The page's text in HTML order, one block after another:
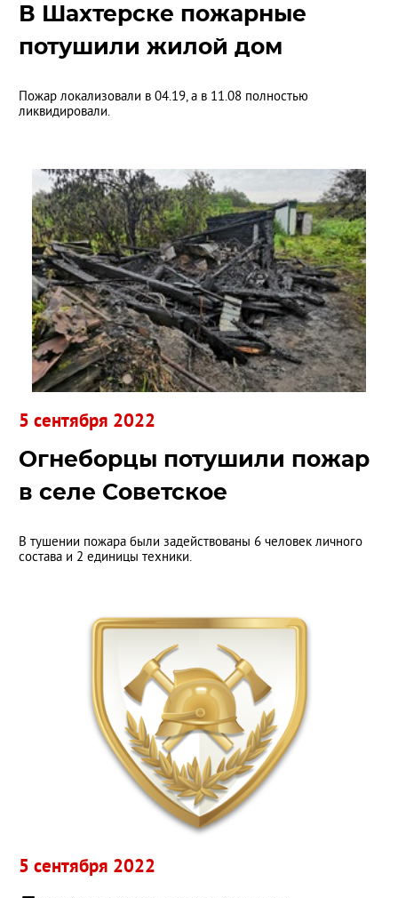
В Шахтерске пожарные
потушили жилой дом
Пожар локализовали в 04.19, а в 11.08 полностью
ликвидировали.
Огнеборцы потушили пожар
в селе Советское
В тушении пожара были задействованы 6 человек личного
состава и 2 единицы техники.
5 сентября 2022
5 сентября 2022